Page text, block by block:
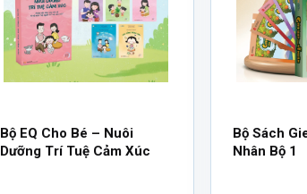
Bộ EQ Cho Bé – Nuôi
Dưỡng Trí Tuệ Cảm Xúc
Bộ Sách
Nhân Bộ 1